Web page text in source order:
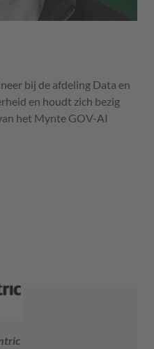
bij de afdeling Data en
en houdt zich bezig
het Mynte GOV-AI